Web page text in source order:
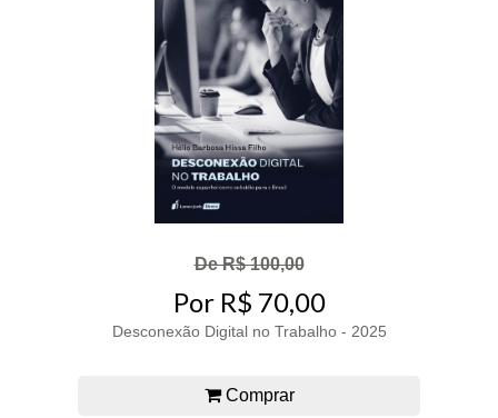
De R$ 100,00
Por R$ 70,00
Desconexão Digital no Trabalho - 2025
Comprar